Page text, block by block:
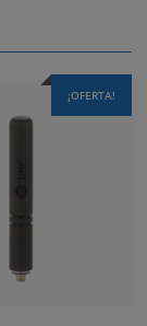
¡OFERTA!